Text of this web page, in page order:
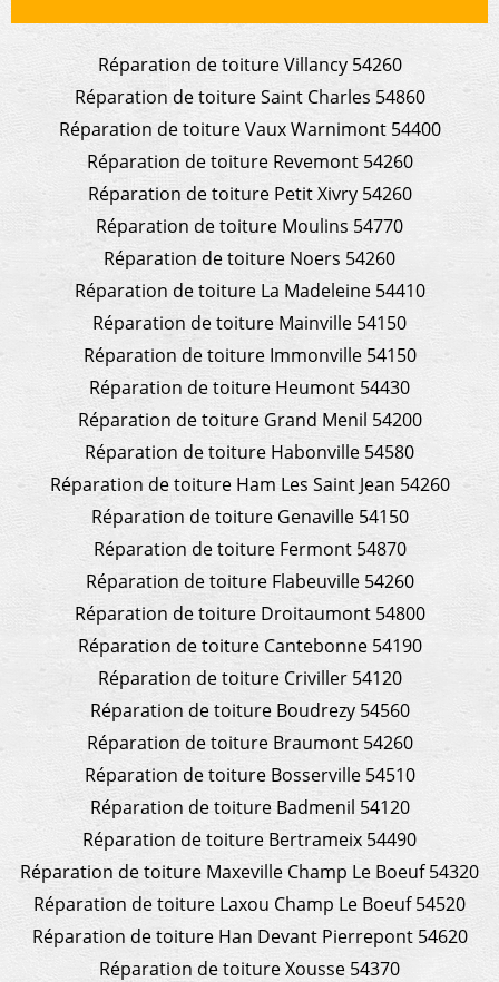
Réparation de toiture Villancy 54260
Réparation de toiture Saint Charles 54860
Réparation de toiture Vaux Warnimont 54400
Réparation de toiture Revemont 54260
Réparation de toiture Petit Xivry 54260
Réparation de toiture Moulins 54770
Réparation de toiture Noers 54260
Réparation de toiture La Madeleine 54410
Réparation de toiture Mainville 54150
Réparation de toiture Immonville 54150
Réparation de toiture Heumont 54430
Réparation de toiture Grand Menil 54200
Réparation de toiture Habonville 54580
Réparation de toiture Ham Les Saint Jean 54260
Réparation de toiture Genaville 54150
Réparation de toiture Fermont 54870
Réparation de toiture Flabeuville 54260
Réparation de toiture Droitaumont 54800
Réparation de toiture Cantebonne 54190
Réparation de toiture Criviller 54120
Réparation de toiture Boudrezy 54560
Réparation de toiture Braumont 54260
Réparation de toiture Bosserville 54510
Réparation de toiture Badmenil 54120
Réparation de toiture Bertrameix 54490
Réparation de toiture Maxeville Champ Le Boeuf 54320
Réparation de toiture Laxou Champ Le Boeuf 54520
Réparation de toiture Han Devant Pierrepont 54620
Réparation de toiture Xousse 54370